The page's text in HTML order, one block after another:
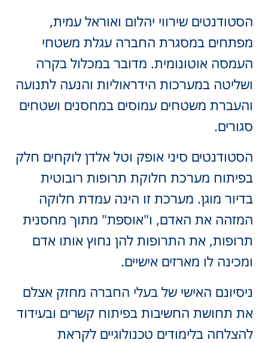
שירווי יהלום ואוראל עמית,
במסגרת החברה עגלת משטחי
אוטונומית. מדובר במכלול בקרה
במערכות הידראוליות והנעה לתנועה
משטחים עמוסים במחסנים ושטחים
סיני אופק וטל אלדן לוקחים חלק
מערכת חלוקת תרופות רובוטית
מוגן. מערכת זו הינה עמדת חלוקה
את האדם, ו"אוספת" מתוך מחסנית
את התרופות להן נחוץ אותו אדם
לו מארזים אישיים.
האישי של בעלי החברה מחזק אצלם
תחושת החשיבות בפיתוח קשרים ובעידוד
בלימודים טכנולוגיים לקראת